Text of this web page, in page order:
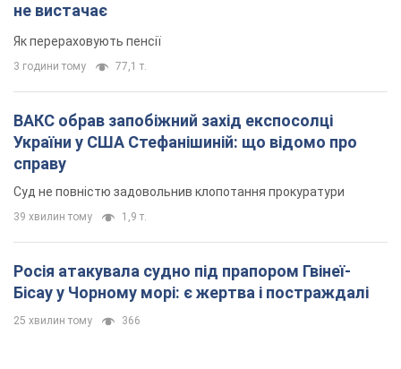
не вистачає
Як перераховують пенсії
3 години тому 77,1 т.
ВАКС обрав запобіжний захід експосолці
України у США Стефанішиній: що відомо про
справу
Суд не повністю задовольнив клопотання прокуратури
39 хвилин тому 1,9 т.
Росія атакувала судно під прапором Гвінеї-
Бісау у Чорному морі: є жертва і постраждалі
25 хвилин тому 366